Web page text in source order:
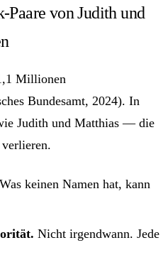
Paare von Judith und
Millionen
Bundesamt, 2024). In
Judith und Matthias — die
Was keinen Namen hat, kann
Nicht irgendwann. Jede